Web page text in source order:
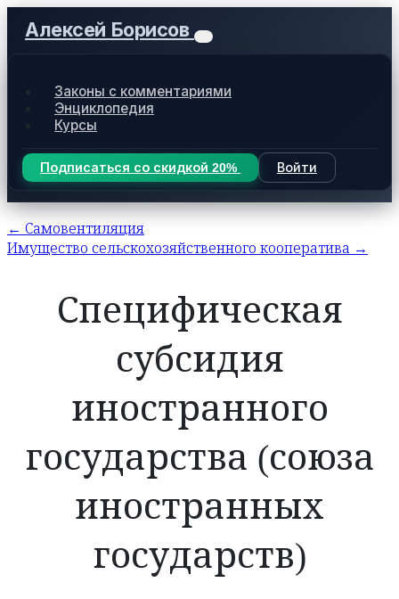
Алексей Борисов
Законы с комментариями
Энциклопедия
Курсы
Подписаться со скидкой 20% Войти
← Самовентиляция
Имущество сельскохозяйственного кооператива →
Специфическая
субсидия
иностранного
государства (союза
иностранных
государств)